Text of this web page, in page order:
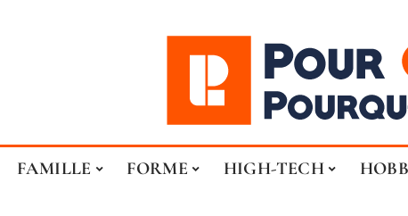
FAMILLE FORME HIGH-TECH